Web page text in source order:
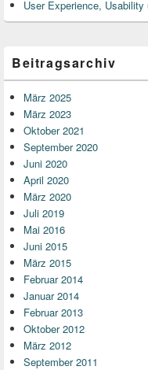
User Experience, Usability
Beitragsarchiv
März 2025
März 2023
Oktober 2021
September 2020
Juni 2020
April 2020
März 2020
Juli 2019
Mai 2016
Juni 2015
März 2015
Februar 2014
Januar 2014
Februar 2013
Oktober 2012
März 2012
September 2011